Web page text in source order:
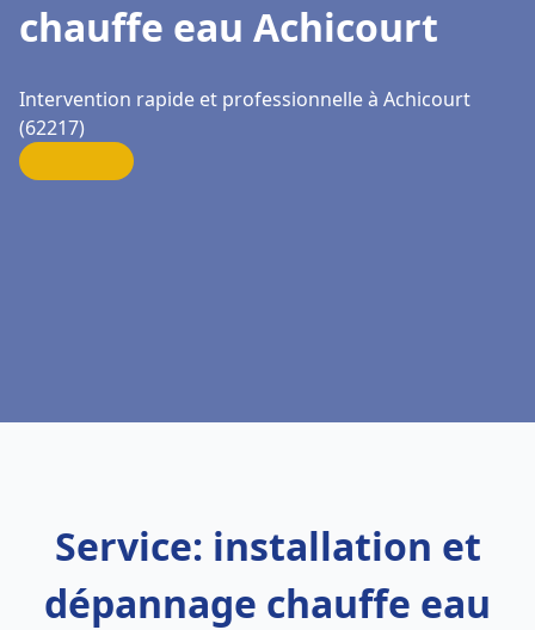
chauffe eau Achicourt
Intervention rapide et professionnelle à Achicourt
(62217)
Service: installation et
dépannage chauffe eau